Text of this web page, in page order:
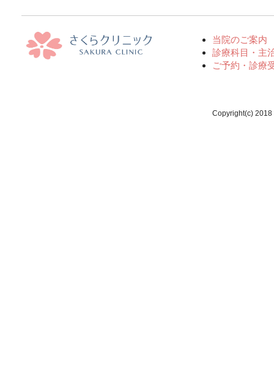
当院のご案内
診療科目・主
ご予約・診療
Copyright(c)